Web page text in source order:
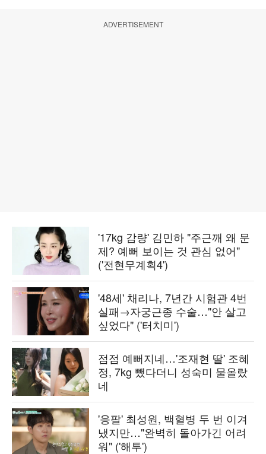
ADVERTISEMENT
'17kg 감량' 김민하 "주근깨 왜 문
제? 예뻐 보이는 것 관심 없어"
('전현무계획4')
'48세' 채리나, 7년간 시험관 4번
실패→자궁근종 수술…"안 살고
싶었다" ('터치미')
점점 예뻐지네…'조재현 딸' 조혜
정, 7kg 뺐다더니 성숙미 물올랐
네
'응팔' 최성원, 백혈병 두 번 이겨
냈지만…"완벽히 돌아가긴 어려
워" ('해투')